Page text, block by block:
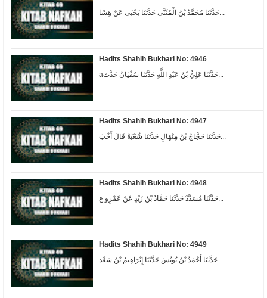
حَدَّثَنَا مُحَمَّدُ بْنُ الْمُثَنَّى حَدَّثَنَا يَحْيَى عَنْ هِشَا...
Hadits Shahih Bukhari No: 4946
aحَدَّثَنَا عَلِيُّ بْنُ عَبْدِ اللَّهِ حَدَّثَنَا سُفْيَانُ حَدَّث...
Hadits Shahih Bukhari No: 4947
Hadits Shahih Bukhari No: 4948
Hadits Shahih Bukhari No: 4949
حَدَّثَنَا أَحْمَدُ بْنُ يُونُسَ حَدَّثَنَا إِبْرَاهِيمُ بْنُ سَعْد...